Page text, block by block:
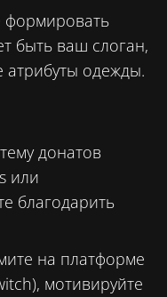
формировать
быть ваш слоган,
одежды.
донатов
или
благодарить
на платформе
мотивируйте